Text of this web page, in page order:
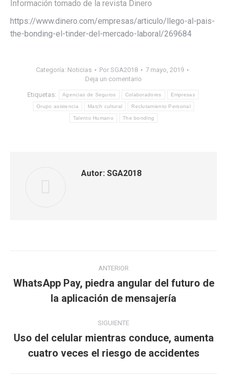
Información tomado de la revista Dinero
https://www.dinero.com/empresas/articulo/llego-al-pais-
the-bonding-el-tinder-del-mercado-laboral/269684
Categoría: Noticias Por SGA2018
7 mayo, 2019
Deja un comentario
Etiquetas: Agencias de Seguros Colaboradores Empresas
Grupo asistencia Match cultural Reclutamiento Personal
Talento Humano The bonding
Autor: SGA2018
Navegación
entre
publicaciones
ANTERIOR
Publicación
anterior:
WhatsApp Pay, piedra angular del futuro de
la aplicación de mensajería
SIGUIENTE
siguiente:
Uso del celular mientras conduce, aumenta
cuatro veces el riesgo de accidentes